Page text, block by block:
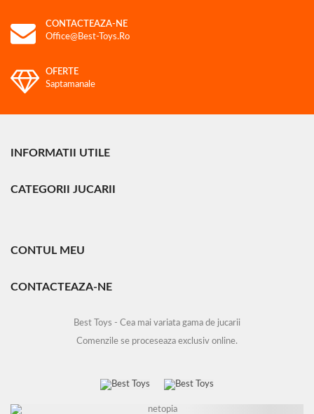
CONTACTEAZA-NE
Office@best-Toys.ro
OFERTE
Saptamanale
INFORMATII UTILE
CATEGORII JUCARII
CONTUL MEU
CONTACTEAZA-NE
Best Toys - Cea mai variata gama de jucarii
Comenzile se proceseaza exclusiv online.